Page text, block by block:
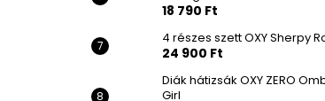
18 790 Ft
4 részes szett OXY Sherpy
24 900 Ft
Diák hátizsák OXY ZERO
Girl